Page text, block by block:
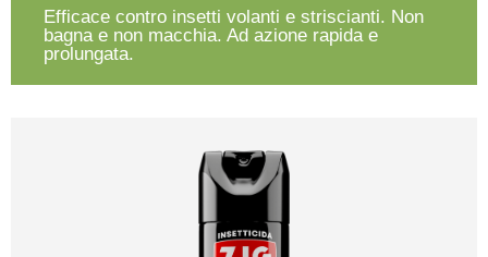
Efficace contro insetti volanti e striscianti. Non
bagna e non macchia. Ad azione rapida e
prolungata.